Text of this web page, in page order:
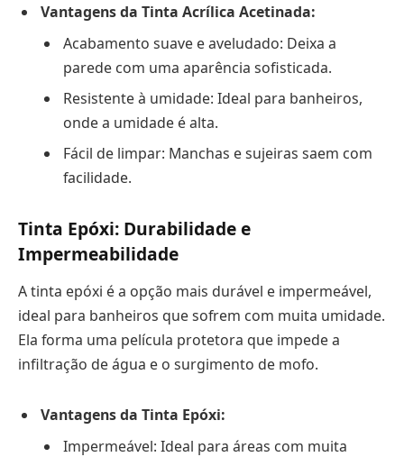
Vantagens da Tinta Acrílica Acetinada:
Acabamento suave e aveludado: Deixa a
parede com uma aparência sofisticada.
Resistente à umidade: Ideal para banheiros,
onde a umidade é alta.
Fácil de limpar: Manchas e sujeiras saem com
facilidade.
Tinta Epóxi: Durabilidade e
Impermeabilidade
A tinta epóxi é a opção mais durável e impermeável,
ideal para banheiros que sofrem com muita umidade.
Ela forma uma película protetora que impede a
infiltração de água e o surgimento de mofo.
Vantagens da Tinta Epóxi:
Impermeável: Ideal para áreas com muita